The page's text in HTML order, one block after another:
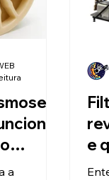
a
e